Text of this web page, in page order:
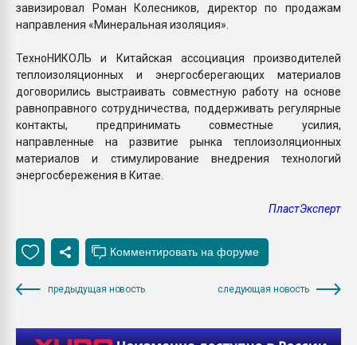
завизировал Роман Колесников, директор по продажам
направления «Минеральная изоляция».
ТехноНИКОЛЬ и Китайская ассоциация производителей
теплоизоляционных и энергосберегающих материалов
договорились выстраивать совместную работу на основе
равноправного сотрудничества, поддерживать регулярные
контакты, предпринимать совместные усилия,
направленные на развитие рынка теплоизоляционных
материалов и стимулирование внедрения технологий
энергосбережения в Китае.
ПластЭксперт
предыдущая новость следующая новость